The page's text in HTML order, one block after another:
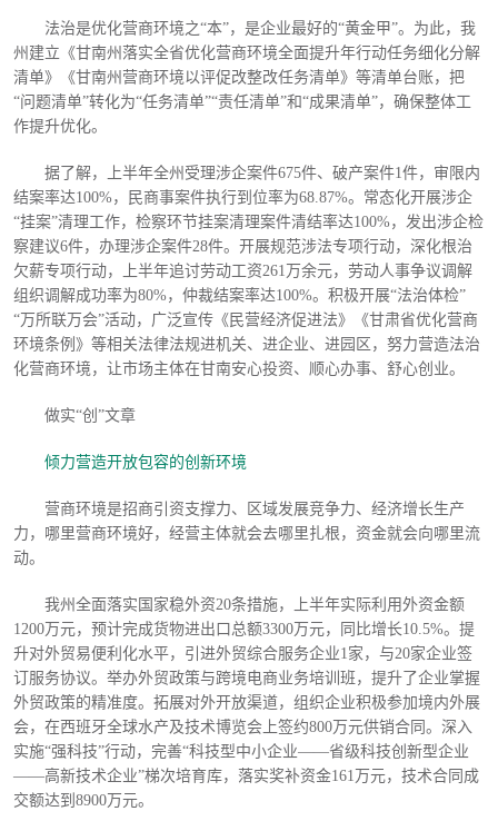
法治是优化营商环境之“本”，是企业最好的“黄金甲”。为此，我
州建立《甘南州落实全省优化营商环境全面提升年行动任务细化分解
清单》《甘南州营商环境以评促改整改任务清单》等清单台账，把
“问题清单”转化为“任务清单”“责任清单”和“成果清单”，确保整体工
作提升优化。
据了解，上半年全州受理涉企案件675件、破产案件1件，审限内
结案率达100%，民商事案件执行到位率为68.87%。常态化开展涉企
“挂案”清理工作，检察环节挂案清理案件清结率达100%，发出涉企检
察建议6件，办理涉企案件28件。开展规范涉法专项行动，深化根治
欠薪专项行动，上半年追讨劳动工资261万余元，劳动人事争议调解
组织调解成功率为80%，仲裁结案率达100%。积极开展“法治体检”
“万所联万会”活动，广泛宣传《民营经济促进法》《甘肃省优化营商
环境条例》等相关法律法规进机关、进企业、进园区，努力营造法治
化营商环境，让市场主体在甘南安心投资、顺心办事、舒心创业。
做实“创”文章
倾力营造开放包容的创新环境
营商环境是招商引资支撑力、区域发展竞争力、经济增长生产
力，哪里营商环境好，经营主体就会去哪里扎根，资金就会向哪里流
动。
我州全面落实国家稳外资20条措施，上半年实际利用外资金额
1200万元，预计完成货物进出口总额3300万元，同比增长10.5%。提
升对外贸易便利化水平，引进外贸综合服务企业1家，与20家企业签
订服务协议。举办外贸政策与跨境电商业务培训班，提升了企业掌握
外贸政策的精准度。拓展对外开放渠道，组织企业积极参加境内外展
会，在西班牙全球水产及技术博览会上签约800万元供销合同。深入
实施“强科技”行动，完善“科技型中小企业——省级科技创新型企业
——高新技术企业”梯次培育库，落实奖补资金161万元，技术合同成
交额达到8900万元。